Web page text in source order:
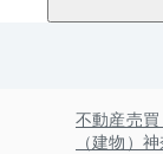
不動産売
（建物）